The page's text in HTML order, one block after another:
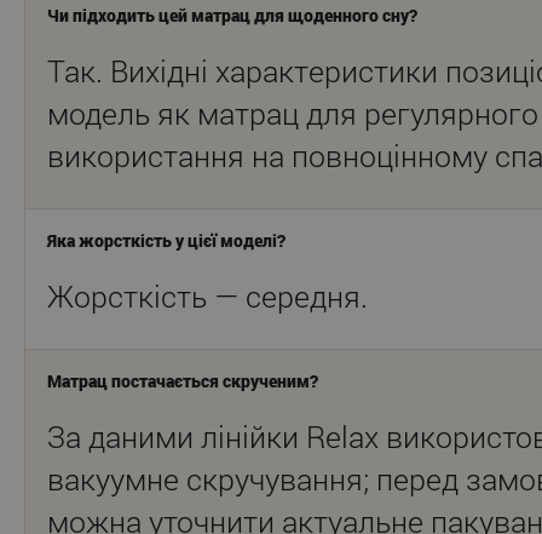
Чи підходить цей матрац для щоденного сну?
Так. Вихідні характеристики
модель як матрац для регулярного
використання на повноцінному
Яка жорсткість у цієї моделі?
Жорсткість — середня.
Матрац постачається скрученим?
За даними лінійки Relax
вакуумне скручування; перед
можна уточнити актуальне